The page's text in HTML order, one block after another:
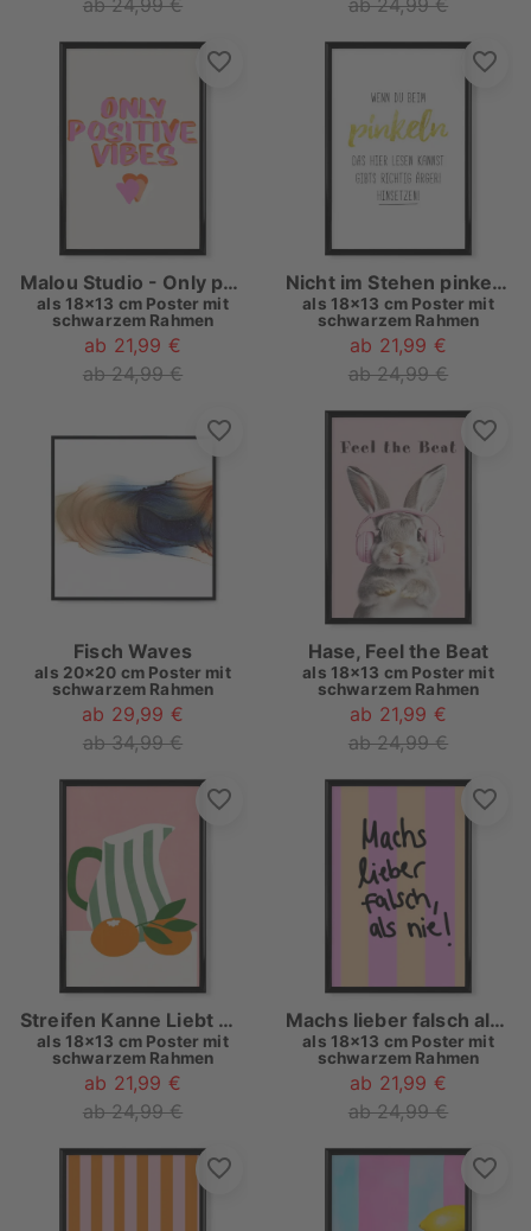
ab 24,99 € ab 24,99 €
Malou Studio - Only positive Vibes
als 18x13 cm Poster mit
schwarzem Rahmen
ab 21,99 €
ab 24,99 €
Nicht im Stehen pinkeln!
als 18x13 cm Poster mit
schwarzem Rahmen
ab 21,99 €
ab 24,99 €
Fisch Waves
als 20x20 cm Poster mit
schwarzem Rahmen
ab 29,99 €
ab 34,99 €
Hase, Feel the Beat
als 18x13 cm Poster mit
schwarzem Rahmen
ab 21,99 €
ab 24,99 €
Streifen Kanne Liebt Orangen
als 18x13 cm Poster mit
schwarzem Rahmen
ab 21,99 €
ab 24,99 €
Machs lieber falsch als nie
als 18x13 cm Poster mit
schwarzem Rahmen
ab 21,99 €
ab 24,99 €